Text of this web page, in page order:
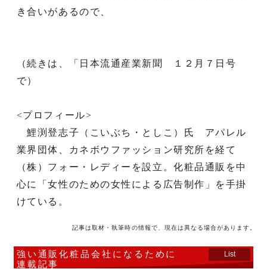
き合いがあるので、
（続きは、「日本流通産業新聞 １２月７日号
で）
<プロフィール>
鯉渕登志子（こいぶち・としこ）氏 アパレル
業界団体、カネボウファッション研究所を経て
（株）フォー・レディーを設立。化粧品通販を中
心に「女性のための女性による広告制作」を手掛
けている。
記事は取材・執筆時の情報で、現在は異なる場合があります。
強い通販化粧品会社になるために
連載記事
List